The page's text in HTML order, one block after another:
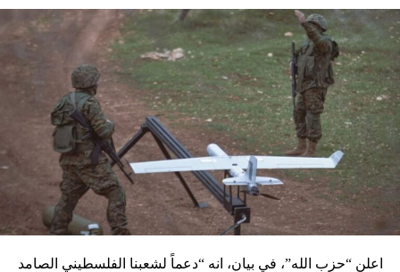
اعلن “حزب الله”، في بيان، انه “دعماً لشعبنا الفلسطيني الصامد